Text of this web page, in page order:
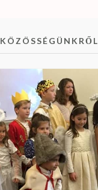
KÖZÖSSÉGÜNKRŐL